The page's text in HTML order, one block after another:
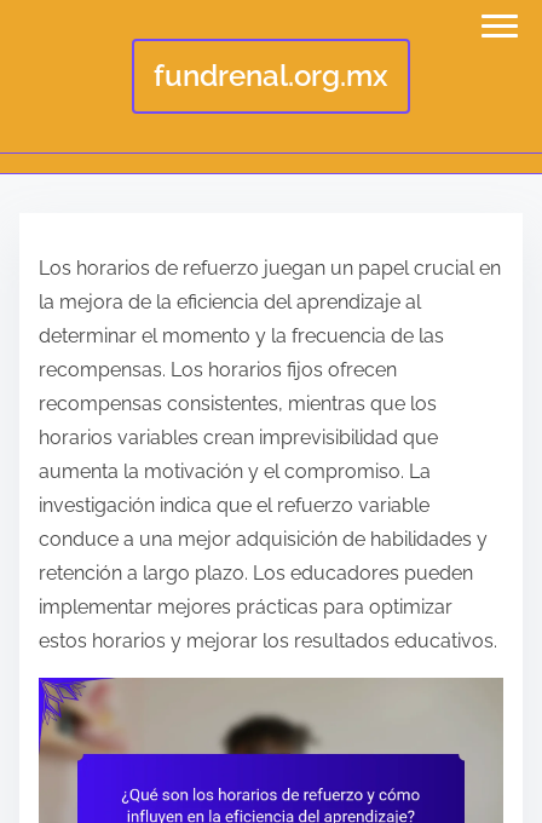
fundrenal.org.mx
Los horarios de refuerzo juegan un papel crucial en
la mejora de la eficiencia del aprendizaje al
determinar el momento y la frecuencia de las
recompensas. Los horarios fijos ofrecen
recompensas consistentes, mientras que los
horarios variables crean imprevisibilidad que
aumenta la motivación y el compromiso. La
investigación indica que el refuerzo variable
conduce a una mejor adquisición de habilidades y
retención a largo plazo. Los educadores pueden
implementar mejores prácticas para optimizar
estos horarios y mejorar los resultados educativos.